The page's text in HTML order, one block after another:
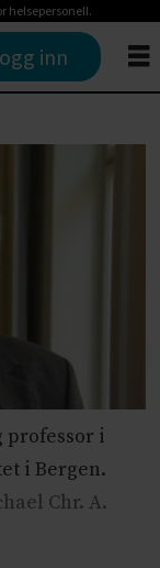
helsepersonell.
inn
professor i
i Bergen.
Chr. A.